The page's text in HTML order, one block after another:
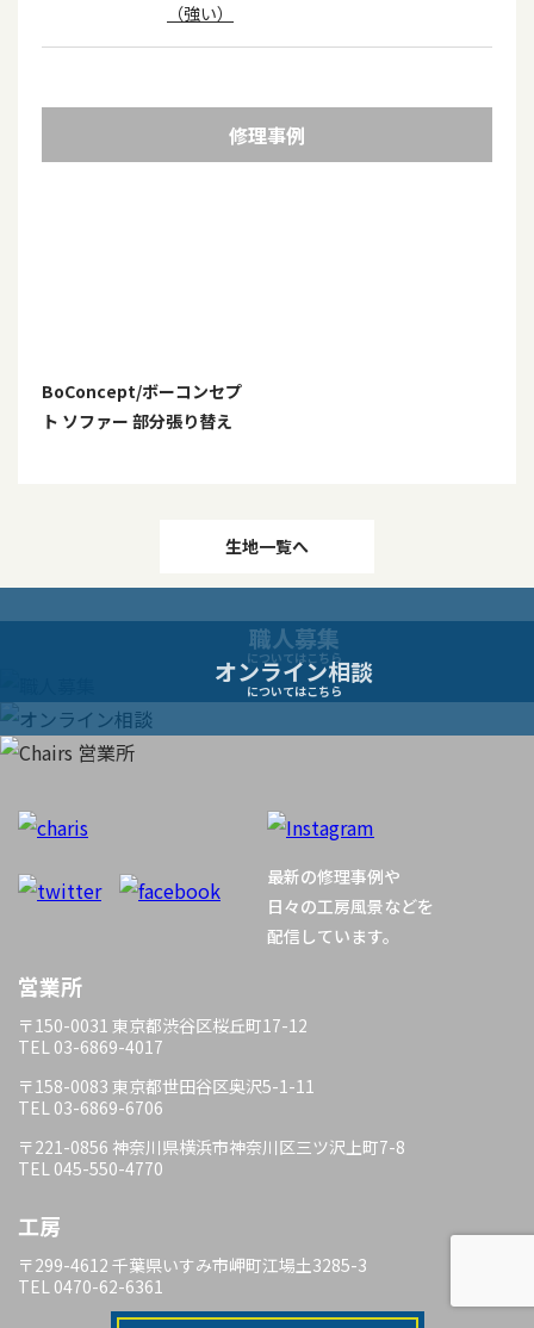
（強い）
修理事例
BoConcept/ボーコンセプ
ト ソファー 部分張り替え
稿
ビ
ー
シ
ョ
ン
生地一覧へ
職人募集
についてはこちら
オンライン相談
についてはこちら
最新の修理事例や
日々の工房風景などを
配信しています。
営業所
〒150-0031 東京都渋谷区桜丘町17-12
TEL 03-6869-4017
〒158-0083 東京都世田谷区奥沢5-1-11
TEL 03-6869-6706
〒221-0856 神奈川県横浜市神奈川区三ツ沢上町7-8
TEL 045-550-4770
工房
〒299-4612 千葉県いすみ市岬町江場土3285-3
TEL 0470-62-6361